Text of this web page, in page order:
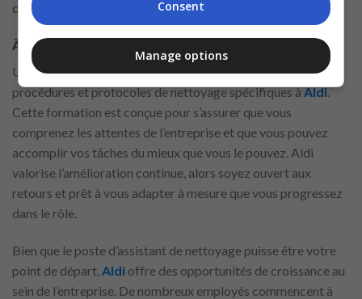
chances d’être embauché.
À quoi s’attendre après l’embauche
Une fois embauché, vous recevrez une formation sur les
procédures et protocoles de nettoyage spécifiques àAldi.
Cette formation est conçue pour s’assurer que vous
comprenez les attentes de l’entreprise et que vous pouvez
accomplir vos tâches du mieux que vous le pouvez. Aldi
valorise l’amélioration continue, alors soyez ouvert aux
retours et prêt à vous adapter à mesure que vous progressez
dans le rôle.
Bien que le poste d’assistant de nettoyage puisse être votre
point de départ, Aldi offre des opportunités de croissance au
sein de l’entreprise. De nombreux employés commencent à
Consent
Manage options